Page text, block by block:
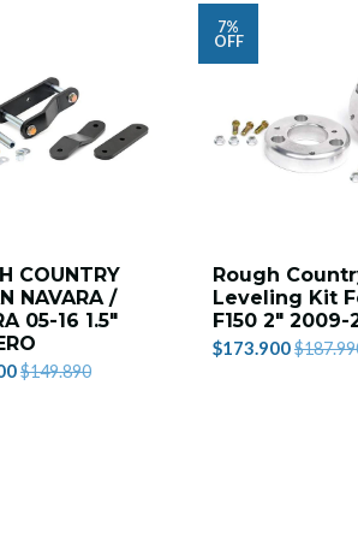
COUNTRY
NAVARA /
05-16 1.5"
$149.890
7%
OFF
Rough
Leveling Kit
F150 2" 2009-
$173.900